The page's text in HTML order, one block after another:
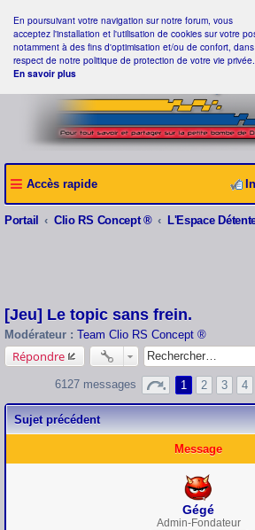
En poursuivant votre navigation sur notre forum, vous
acceptez l'installation et l'utilisation de cookies sur votre
notamment à des fins d'optimisation et/ou de confort,
respect de notre politique de protection de votre vie privée.
En savoir plus
Accès rapide
Portail Clio RS Concept ®
[Jeu] Le topic sans frein.
Modérateur : Team Clio RS Concept ®
Répondre
6127 messages 1 2 3 4
Sujet précédent
Message
Gégé
Admin-Fondateur